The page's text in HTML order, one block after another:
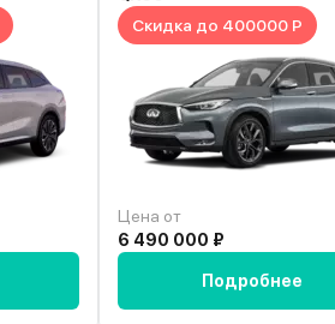
жгутов или
Наш климат
и непогоду. Считаю, что это
необходимо
и переложить жгуты по
обязательно
автомашин, в первую
Мы, думаю, больше китайских
не будем!
Скидка до 400000 Р
Цена от
6 490 000 ₽
Подробнее